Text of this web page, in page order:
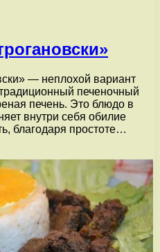
— неплохой вариант
печеночный
печень. Это блюдо в
внутри себя обилие
благодаря простоте…